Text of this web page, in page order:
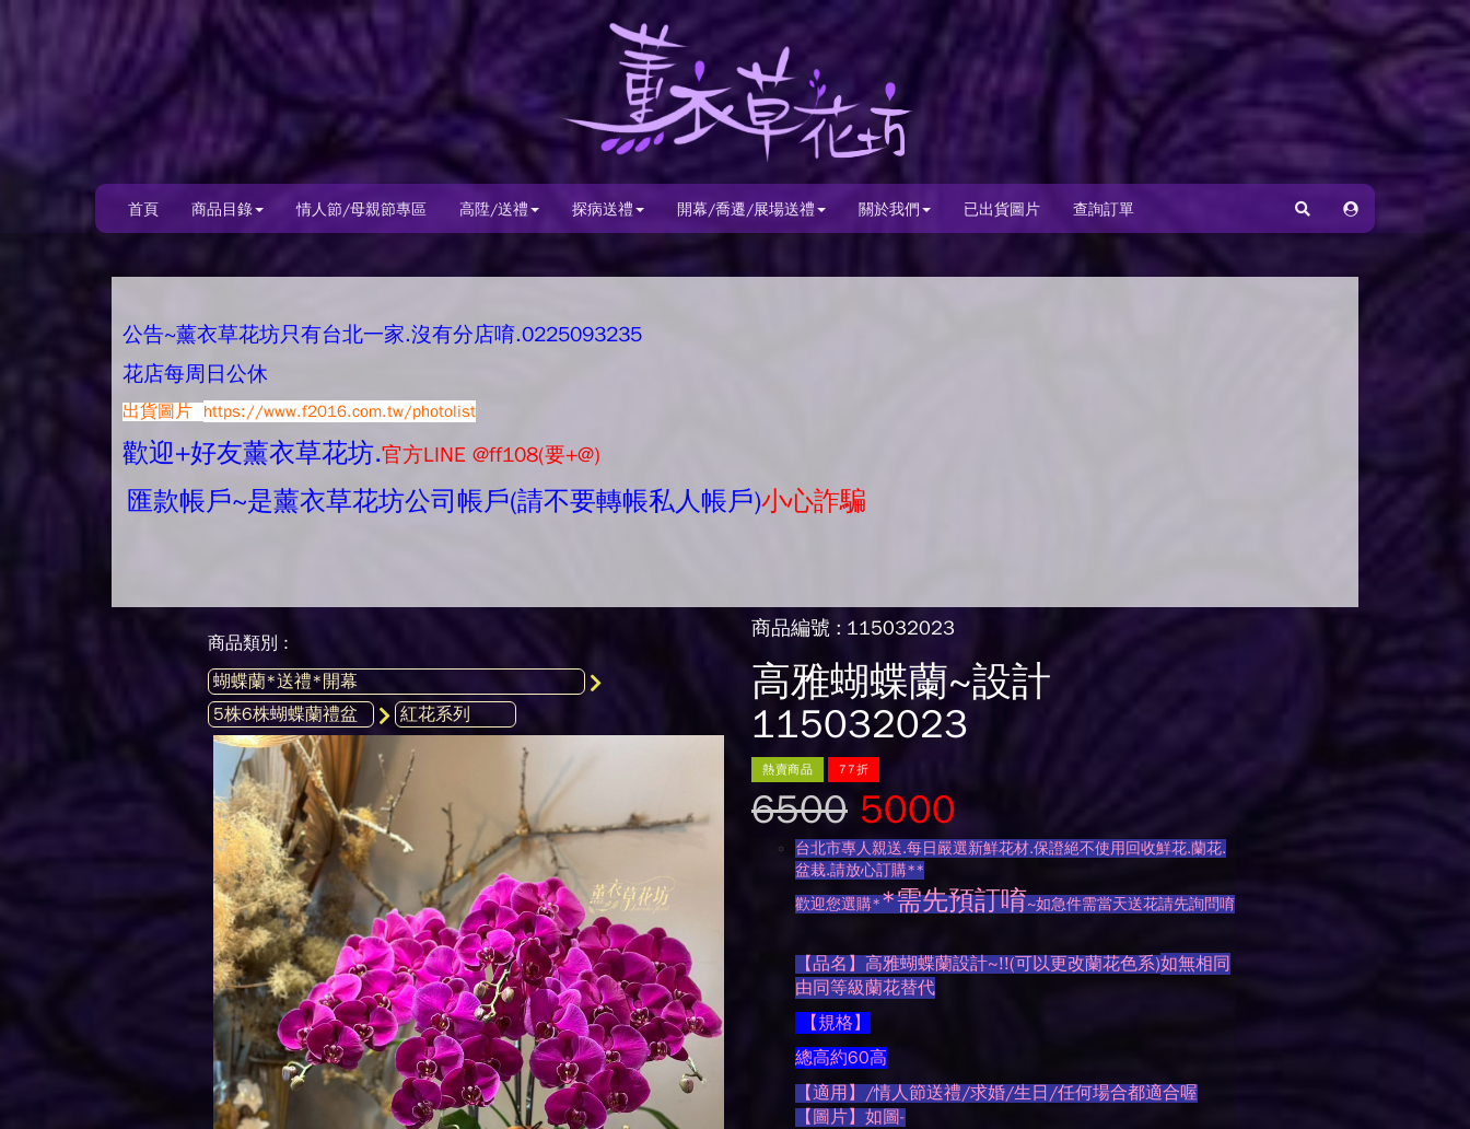
首頁 商品目錄 情人節/母親節專區 高陞/送禮 探病送禮 開幕/喬遷/展場送禮 關於我們 已出貨圖片 查詢訂單
公告~薰衣草花坊只有台北一家.沒有分店唷.0225093235
花店每周日公休
出貨圖片 https://www.f2016.com.tw/photolist
歡迎+好友薰衣草花坊.官方LINE @ff108(要+@)
匯款帳戶~是薰衣草花坊公司帳戶(請不要轉帳私人帳戶)小心詐騙
商品類別 :
商品編號 : 115032023
高雅蝴蝶蘭~設計
115032023
熱賣商品 77折
6500 5000
台北市專人親送.每日嚴選新鮮花材.保證絕不使用回收鮮花.蘭花.
盆栽.請放心訂購**
歡迎您選購**需先預訂唷~如急件需當天送花請先詢問唷
【品名】高雅蝴蝶蘭設計~!!(可以更改蘭花色系)如無相同
由同等級蘭花替代
【規格】
總高約60高
【適用】/情人節送禮/求婚/生日/任何場合都適合喔
【圖片】如圖-